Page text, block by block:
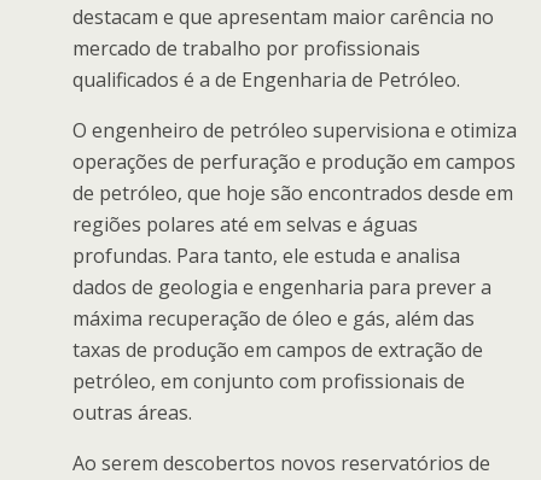
destacam e que apresentam maior carência no
mercado de trabalho por profissionais
qualificados é a de Engenharia de Petróleo.
O engenheiro de petróleo supervisiona e otimiza
operações de perfuração e produção em campos
de petróleo, que hoje são encontrados desde em
regiões polares até em selvas e águas
profundas. Para tanto, ele estuda e analisa
dados de geologia e engenharia para prever a
máxima recuperação de óleo e gás, além das
taxas de produção em campos de extração de
petróleo, em conjunto com profissionais de
outras áreas.
Ao serem descobertos novos reservatórios de